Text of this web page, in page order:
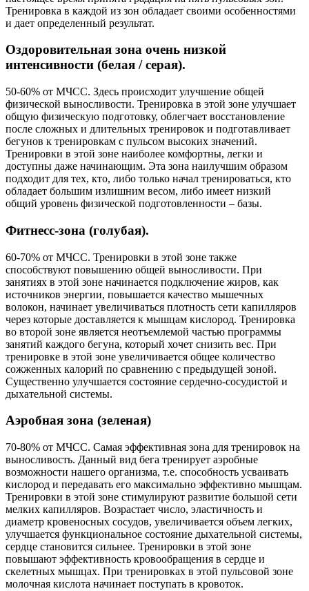
Тренировка в каждой из зон обладает своими особенностями
и дает определенный результат.
Оздоровительная зона очень низкой
интенсивности (белая / серая).
50-60% от МЧСС. Здесь происходит улучшение общей
физической выносливости. Тренировка в этой зоне улучшает
общую физическую подготовку, облегчает восстановление
после сложных и длительных тренировок и подготавливает
бегунов к тренировкам с пульсом высоких значений.
Тренировки в этой зоне наиболее комфортны, легки и
доступны даже начинающим. Эта зона наилучшим образом
подходит для тех, кто, либо только начал тренироваться, кто
обладает большим излишним весом, либо имеет низкий
общий уровень физической подготовленности – базы.
Фитнесс-зона (голубая).
60-70% от МЧСС. Тренировки в этой зоне также
способствуют повышению общей выносливости. При
занятиях в этой зоне начинается подключение жиров, как
источников энергии, повышается качество мышечных
волокон, начинает увеличиваться плотность сети капилляров
через которые доставляется к мышцам кислород. Тренировка
во второй зоне является неотъемлемой частью программы
занятий каждого бегуна, который хочет снизить вес. При
тренировке в этой зоне увеличивается общее количество
сожженных калорий по сравнению с предыдущей зоной.
Существенно улучшается состояние сердечно-сосудистой и
дыхательной системы.
Аэробная зона (зеленая)
70-80% от МЧСС. Самая эффективная зона для тренировок на
выносливость. Данный вид бега тренирует аэробные
возможности нашего организма, т.е. способность усваивать
кислород и передавать его максимально эффективно мышцам.
Тренировки в этой зоне стимулируют развитие большой сети
мелких капилляров. Возрастает число, эластичность и
диаметр кровеносных сосудов, увеличивается объем легких,
улучшается функциональное состояние дыхательной системы,
сердце становится сильнее. Тренировки в этой зоне
повышают эффективность кровообращения в сердце и
скелетных мышцах. При тренировках в этой пульсовой зоне
молочная кислота начинает поступать в кровоток.